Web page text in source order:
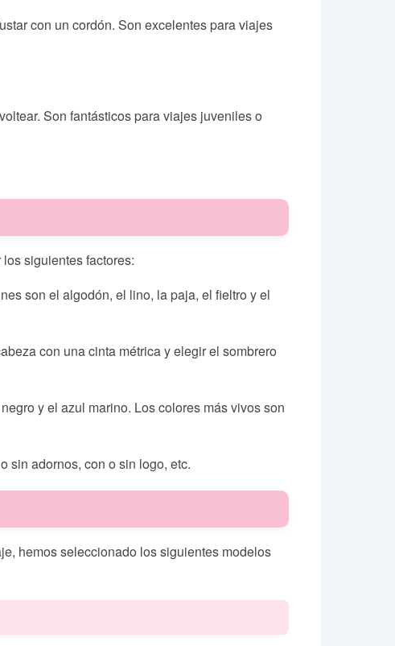
con un cordón. Son excelentes para viajes
Son fantásticos para viajes juveniles o
siguientes factores:
son el algodón, el lino, la paja, el fieltro y el
con una cinta métrica y elegir el sombrero
y el azul marino. Los colores más vivos son
sin adornos, con o sin logo, etc.
hemos seleccionado los siguientes modelos